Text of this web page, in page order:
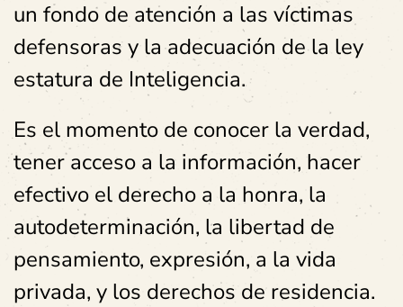
un fondo de atención a las víctimas
defensoras y la adecuación de la ley
estatura de Inteligencia.
Es el momento de conocer la verdad,
tener acceso a la información, hacer
efectivo el derecho a la honra, la
autodeterminación, la libertad de
pensamiento, expresión, a la vida
privada, y los derechos de residencia.